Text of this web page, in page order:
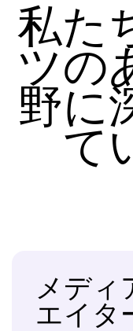
私た
ツの
野に
て
メディ
エイタ